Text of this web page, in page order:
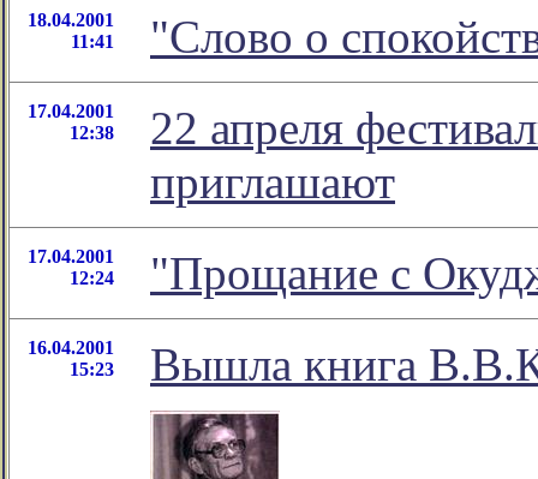
18.04.2001
11:41
"Слово о
17.04.2001
12:38
22 апреля
приглашают
17.04.2001
12:24
"Прощание с
16.04.2001
15:23
Вышла книга